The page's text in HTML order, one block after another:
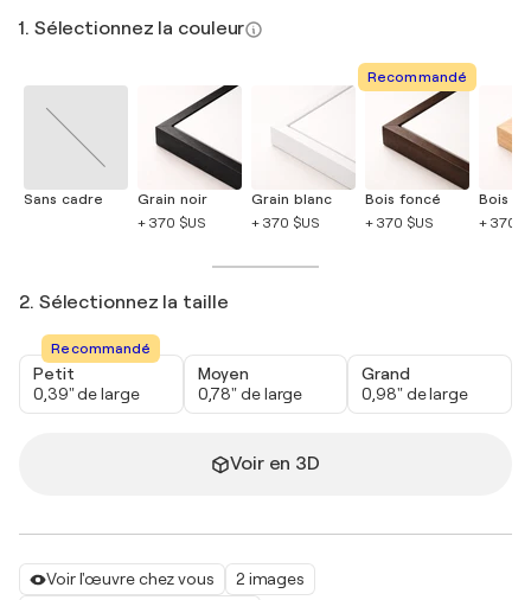
Voir l'œuvre chez vous
2 images
1. Sélectionnez la couleur
Sans cadre
Grain noir
+ 370 $US
Grain blanc
+ 370 $US
Recommandé
Bois foncé
+ 370 $US
Bois
+ 370
2. Sélectionnez la taille
Recommandé
Petit
0,39" de large
Moyen
0,78" de large
Grand
0,98" de large
Voir en 3D